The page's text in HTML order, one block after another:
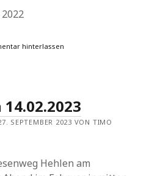
hinterlassen
SEPTEMBER 2023 VON TIMO
Hehlen am